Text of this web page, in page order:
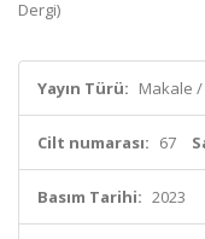
Dergi)
Yayın Türü: Makale
Cilt numarası: 67
Basım Tarihi: 2023